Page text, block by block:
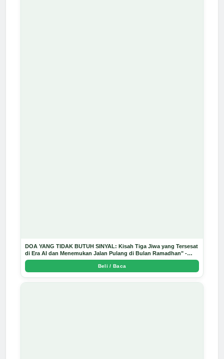
DOA YANG TIDAK BUTUH SINYAL: Kisah Tiga Jiwa yang Tersesat
di Era AI dan Menemukan Jalan Pulang di Bulan Ramadhan" -
Arda Dinata
Beli / Baca